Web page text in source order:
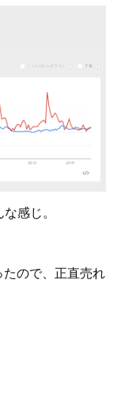
感じ。
ので、正直売れ